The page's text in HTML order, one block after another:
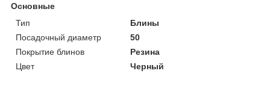
Основные
Тип
Блины
Посадочный диаметр
50
Покрытие блинов
Резина
Цвет
Черный